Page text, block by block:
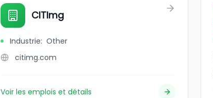
CITImg
Industrie: Other
citimg.com
Voir les emplois et détails